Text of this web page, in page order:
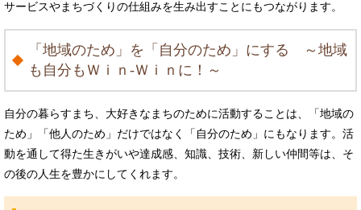
サービスやまちづくりの仕組みを生み出すことにもつながります。
「地域のため」を「自分のため」にする ～地域
も自分もＷｉｎ-Ｗｉｎに！～
自分の暮らすまち、大好きなまちのために活動することは、「地域の
ため」「他人のため」だけではなく「自分のため」にもなります。活
動を通して得た生きがいや達成感、知識、技術、新しい仲間等は、そ
の後の人生を豊かにしてくれます。